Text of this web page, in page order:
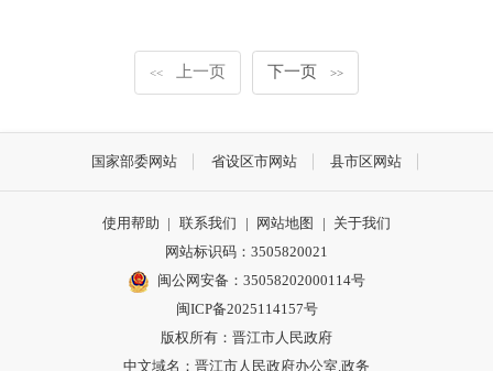
<< 上一页 下一页 >>
国家部委网站 省设区市网站 县市区网站
使用帮助 | 联系我们 | 网站地图 | 关于我们
网站标识码：3505820021
闽公网安备：35058202000114号
闽ICP备2025114157号
版权所有：晋江市人民政府
中文域名：晋江市人民政府办公室.政务